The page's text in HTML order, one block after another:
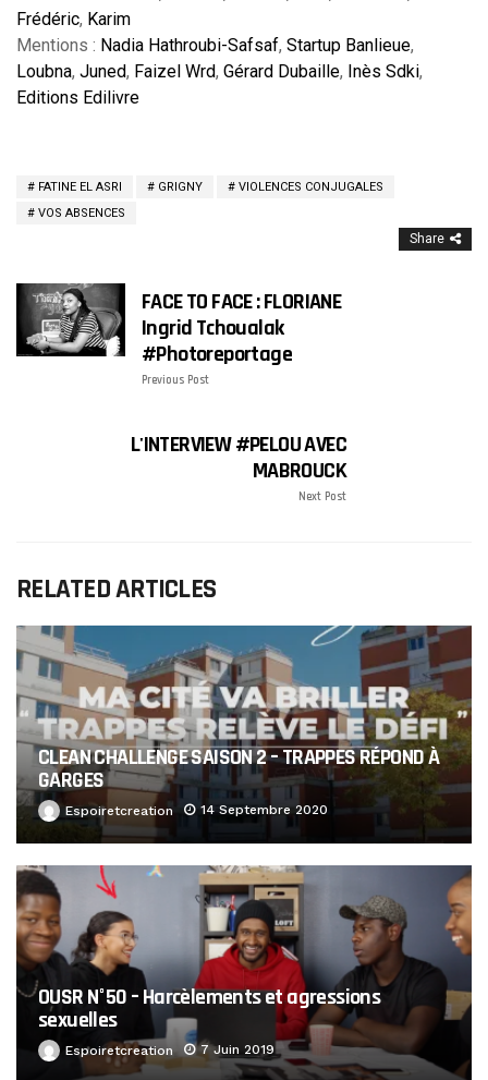
Frédéric, Karim
Mentions : Nadia Hathroubi-Safsaf, Startup Banlieue,
Loubna, Juned, Faizel Wrd, Gérard Dubaille, Inès Sdki,
Editions Edilivre
FATINE EL ASRI GRIGNY
VIOLENCES CONJUGALES
VOS ABSENCES
Share
FACE TO FACE : FLORIANE
Ingrid Tchoualak
#photoreportage
Previous Post
L'INTERVIEW #PELOU AVEC
MABROUCK
Next Post
RELATED ARTICLES
CLEAN CHALLENGE SAISON 2 – TRAPPES RÉPOND À
GARGES
Espoiretcreation 14 Septembre 2020
OUSR N°50 – Harcèlements et agressions
sexuelles
Espoiretcreation 7 Juin 2019